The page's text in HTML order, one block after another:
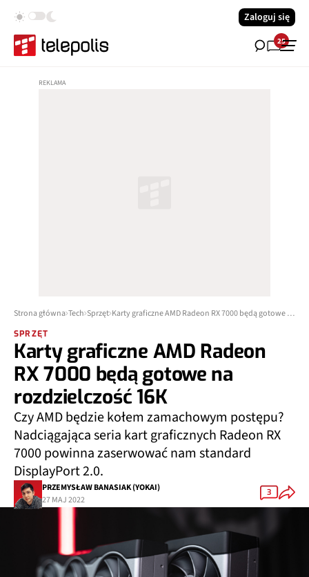
Zaloguj się
25
Strona główna Tech Sprzęt Karty graficzne AMD Radeon RX 7000 będą gotowe na rozdzielczość 16K
SPRZĘT
Karty graficzne AMD Radeon
RX 7000 będą gotowe na
rozdzielczość 16K
Czy AMD będzie kołem zamachowym postępu?
Nadciągająca seria kart graficznych Radeon RX
7000 powinna zaserwować nam standard
DisplayPort 2.0.
PRZEMYSŁAW BANASIAK (YOKAI)
27 MAJ 2022
3